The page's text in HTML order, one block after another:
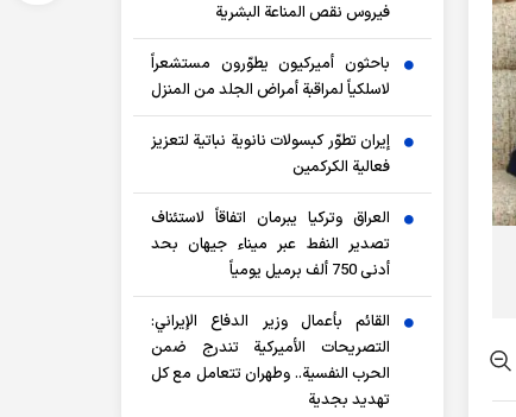
فيروس نقص المناعة البشرية
باحثون أميركيون يطوّرون مستشعراً
لاسلكياً لمراقبة أمراض الجلد من المنزل
إيران تطوّر كبسولات نانوية نباتية لتعزيز
فعالية الكركمين
العراق وتركيا يبرمان اتفاقاً لاستئناف
تصدير النفط عبر ميناء جيهان بحد
أدنى 750 ألف برميل يومياً
القائم بأعمال وزير الدفاع الإيراني:
التصريحات الأميركية تندرج ضمن
الحرب النفسية.. وطهران تتعامل مع كل
تهديد بجدية